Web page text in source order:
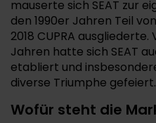
mauserte sich SEAT zur
den 1990er Jahren Teil
2018 CUPRA
Jahren hatte sich SEAT
etabliert und
diverse Triumphe gefeiert.
Wofür steht die